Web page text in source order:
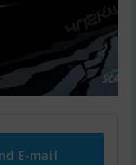
E-mail